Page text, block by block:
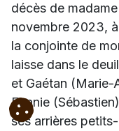
décès de
novembre 2023,
la conjointe de
laisse dans le
et Gaétan
Fannie
ses arrières